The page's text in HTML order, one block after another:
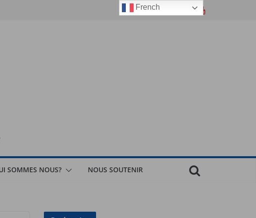
SOMMES NOUS? NOUS SOUTENIR
French